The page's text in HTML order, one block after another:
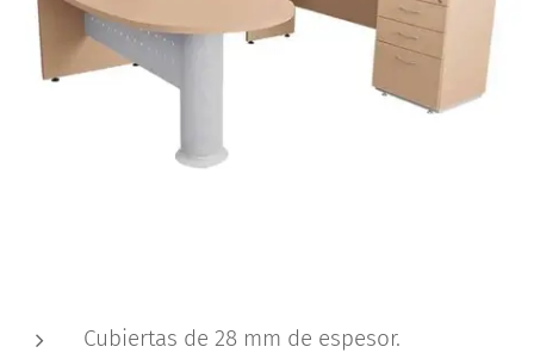
Cubiertas de 28 mm de espesor.